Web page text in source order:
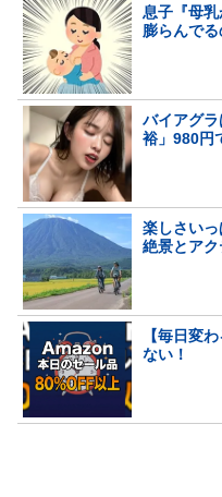
息子『母
膨らんで
バイアグ
裕」980円
楽しさい
絶景とア
【毎日変
ない！